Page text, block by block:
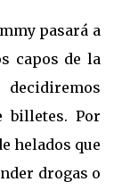
pasará a
capos de la
billetes. Por
helados que
drogas o